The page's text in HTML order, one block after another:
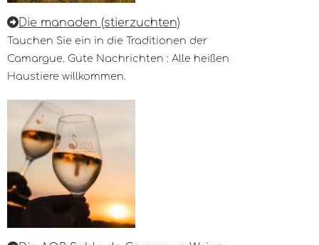
Die manaden (stierzuchten)
Tauchen Sie ein in die Traditionen der
Camargue. Gute Nachrichten : Alle heißen
Haustiere willkommen.